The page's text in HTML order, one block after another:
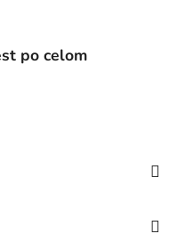
po celom